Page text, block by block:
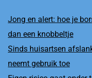
Jong en alert: hoe je
dan een knobbeltje
Sinds huisartsen
neemt gebruik toe